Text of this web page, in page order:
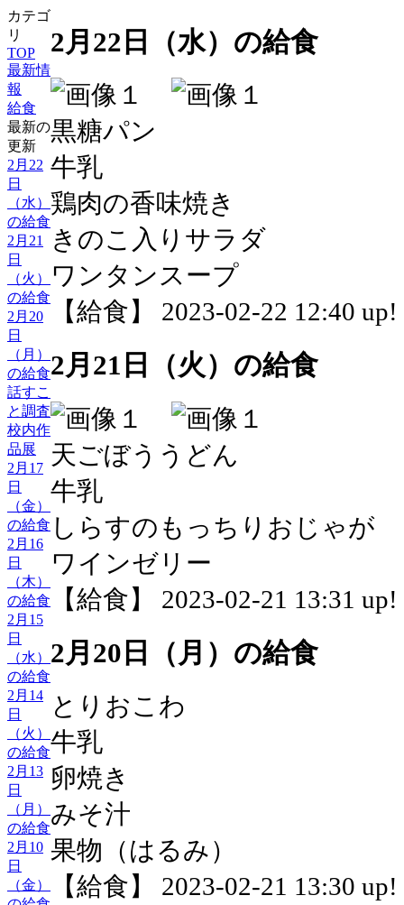
カテゴ
リ
TOP
最新情
報
給食
最新の
更新
2月22
日
（水）
の給食
2月21
日
（火）
の給食
2月20
日
（月）
の給食
話すこ
と調査
校内作
品展
2月17
日
（金）
の給食
2月16
日
（木）
の給食
2月15
日
（水）
の給食
2月14
日
（火）
の給食
2月13
日
（月）
の給食
2月10
日
（金）
2月22日（水）の給食
黒糖パン
牛乳
鶏肉の香味焼き
きのこ入りサラダ
ワンタンスープ
【給食】 2023-02-22 12:40 up!
2月21日（火）の給食
天ごぼううどん
牛乳
しらすのもっちりおじゃが
ワインゼリー
【給食】 2023-02-21 13:31 up!
2月20日（月）の給食
とりおこわ
牛乳
卵焼き
みそ汁
果物（はるみ）
【給食】 2023-02-21 13:30 up!